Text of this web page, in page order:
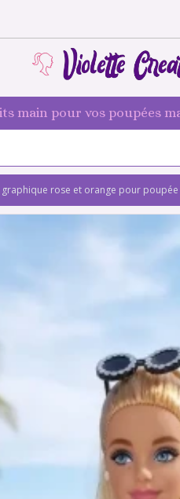
main pour vos poupées
graphique rose et orange pour